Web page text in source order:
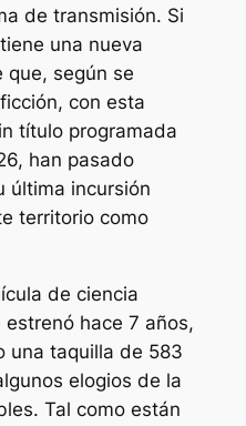
de transmisión. Si
una nueva
que, según se
con esta
título programada
han pasado
última incursión
territorio como
de ciencia
hace 7 años,
una taquilla de 583
elogios de la
Tal como están